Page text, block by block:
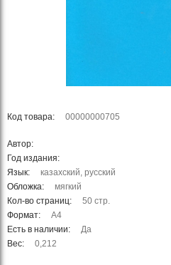
Код товара: 00000000705
Автор:
Год издания:
Язык:
казахский, русский
Обложка:
мягкий
Кол-во страниц:
50 стр.
Формат:
А4
Есть в наличии:
Да
Вес:
0,212